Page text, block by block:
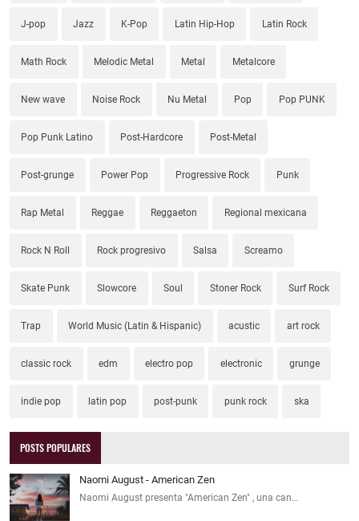
J-pop Jazz K-Pop Latin Hip-Hop Latin Rock
Math Rock Melodic Metal Metal Metalcore
New wave Noise Rock Nu Metal Pop Pop PUNK
Pop Punk Latino Post-Hardcore Post-Metal
Post-grunge Power Pop Progressive Rock Punk
Rap Metal Reggae Reggaeton Regional mexicana
Rock N Roll Rock progresivo Salsa Screamo
Skate Punk Slowcore Soul Stoner Rock Surf Rock
Trap World Music (Latin & Hispanic) acustic art rock
classic rock edm electro pop electronic grunge
indie pop latin pop post-punk punk rock ska
POSTS POPULARES
Naomi August - American Zen
Naomi August presenta "American Zen" , una can…